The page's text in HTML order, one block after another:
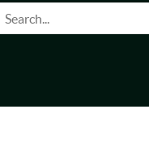
Formulaire de